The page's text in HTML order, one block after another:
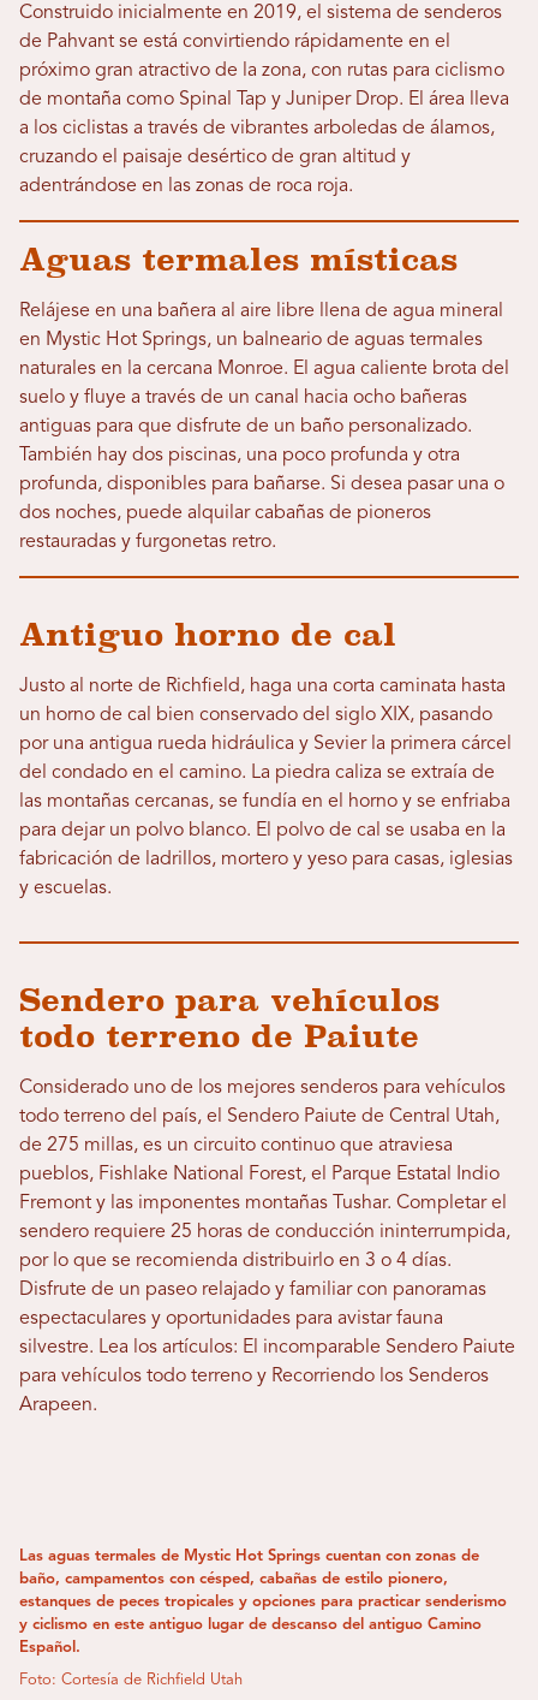
Construido inicialmente en 2019, el sistema de senderos
de Pahvant se está convirtiendo rápidamente en el
próximo gran atractivo de la zona, con rutas para ciclismo
de montaña como Spinal Tap y Juniper Drop. El área lleva
a los ciclistas a través de vibrantes arboledas de álamos,
cruzando el paisaje desértico de gran altitud y
adentrándose en las zonas de roca roja.
Aguas termales místicas
Relájese en una bañera al aire libre llena de agua mineral
en Mystic Hot Springs, un balneario de aguas termales
naturales en la cercana Monroe. El agua caliente brota del
suelo y fluye a través de un canal hacia ocho bañeras
antiguas para que disfrute de un baño personalizado.
También hay dos piscinas, una poco profunda y otra
profunda, disponibles para bañarse. Si desea pasar una o
dos noches, puede alquilar cabañas de pioneros
restauradas y furgonetas retro.
Antiguo horno de cal
Justo al norte de Richfield, haga una corta caminata hasta
un horno de cal bien conservado del siglo XIX, pasando
por una antigua rueda hidráulica y Sevier la primera cárcel
del condado en el camino. La piedra caliza se extraía de
las montañas cercanas, se fundía en el horno y se enfriaba
para dejar un polvo blanco. El polvo de cal se usaba en la
fabricación de ladrillos, mortero y yeso para casas, iglesias
y escuelas.
Sendero para vehículos
todo terreno de Paiute
Considerado uno de los mejores senderos para vehículos
todo terreno del país, el Sendero Paiute de Central Utah,
de 275 millas, es un circuito continuo que atraviesa
pueblos, Fishlake National Forest, el Parque Estatal Indio
Fremont y las imponentes montañas Tushar. Completar el
sendero requiere 25 horas de conducción ininterrumpida,
por lo que se recomienda distribuirlo en 3 o 4 días.
Disfrute de un paseo relajado y familiar con panoramas
espectaculares y oportunidades para avistar fauna
silvestre. Lea los artículos: El incomparable Sendero Paiute
para vehículos todo terreno y Recorriendo los Senderos
Arapeen.
Las aguas termales de Mystic Hot Springs cuentan con zonas de
baño, campamentos con césped, cabañas de estilo pionero,
estanques de peces tropicales y opciones para practicar senderismo
y ciclismo en este antiguo lugar de descanso del antiguo Camino
Español.
Foto: Cortesía de Richfield Utah